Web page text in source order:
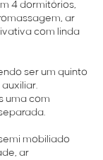
4 dormitórios,
ar
com linda
ser um quinto
uma com
mobiliado
ar